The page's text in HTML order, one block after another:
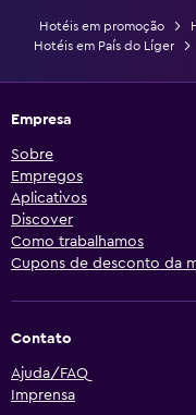
Hotéis em promoção
Hotéis em País do Líger
Empresa
Sobre
Empregos
Aplicativos
Discover
Como trabalhamos
Cupons de desconto da
Contato
Ajuda/FAQ
Imprensa